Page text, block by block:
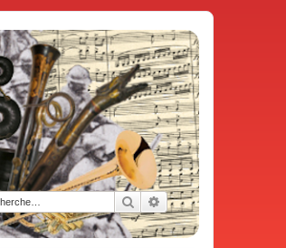
Rechercher
Recherche avancée